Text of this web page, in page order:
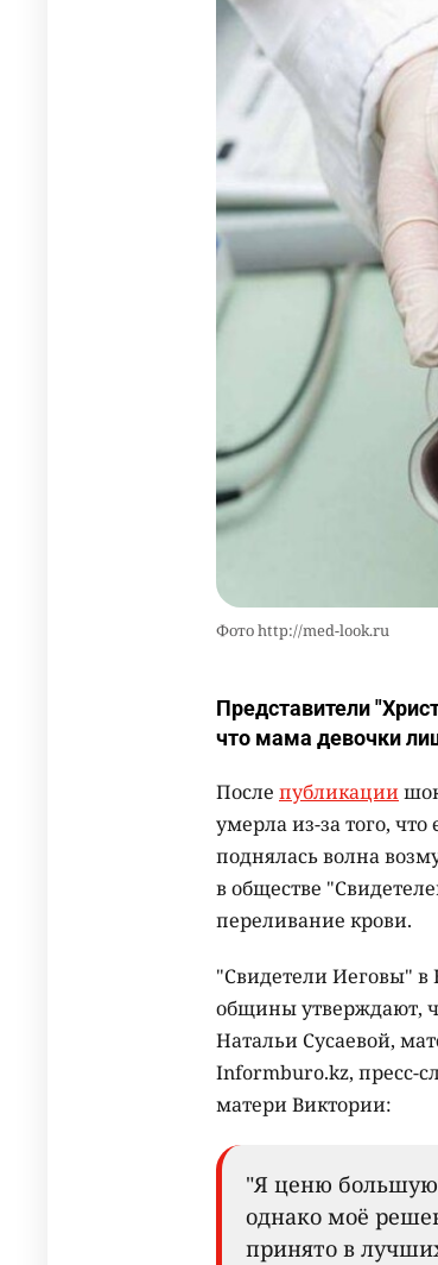
Фото http://med-look.ru
Представители
что мама девочки
После публикации
умерла из-за того,
поднялась волна
в обществе
переливание крови.
"Свидетели Иеговы" в
общины утверждают,
Натальи Сусаевой,
Informburo.kz, пресс-
матери Виктории:
"Я ценю большую
однако моё
принято в